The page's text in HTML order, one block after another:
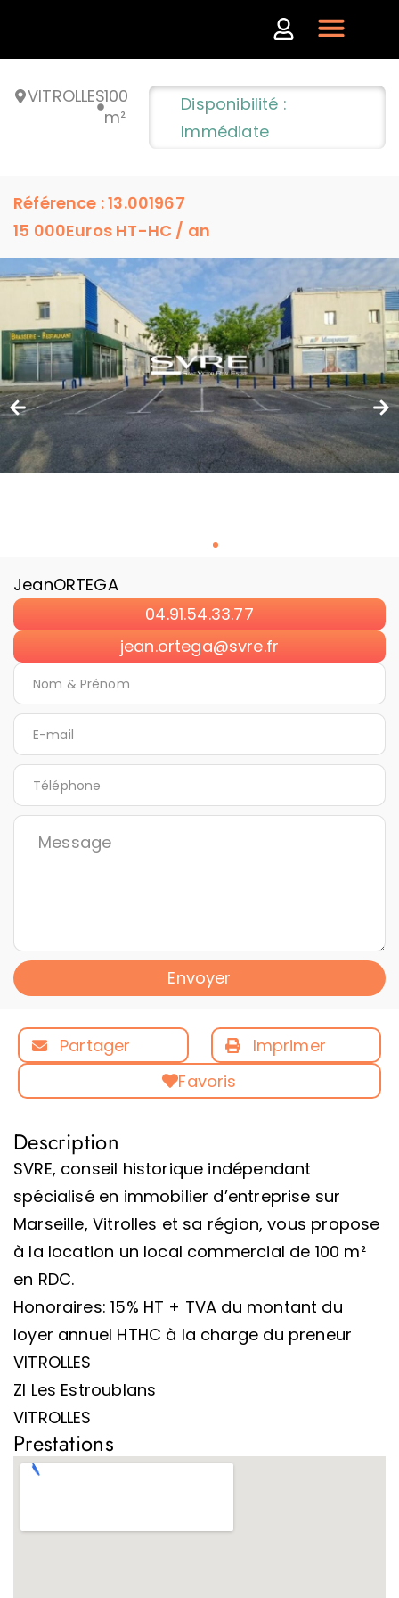
VITROLLES100
m²
Disponibilité :
Immédiate
15 000Euros HT-HC / an
Référence : 13.001967
JeanORTEGA
04.91.54.33.77
jean.ortega@svre.fr
Envoyer
Partager
Imprimer
Favoris
Description
SVRE, conseil historique indépendant
spécialisé en immobilier d’entreprise sur
Marseille, Vitrolles et sa région, vous propose
à la location un local commercial de 100 m²
en RDC.
Honoraires: 15% HT + TVA du montant du
loyer annuel HTHC à la charge du preneur
VITROLLES
ZI Les Estroublans
VITROLLES
Prestations